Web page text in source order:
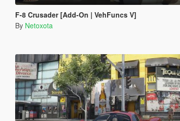
F-8 Crusader [Add-On | VehFuncs V]
By Netoxota